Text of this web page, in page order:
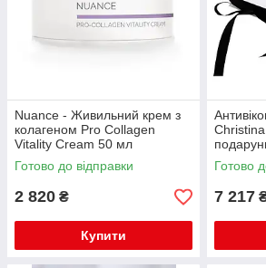
Nuance - Живильний крем з
колагеном Pro Collagen
Vitality Cream 50 мл
Готово до відправки
2 820 ₴
Купити
Готово
7 217